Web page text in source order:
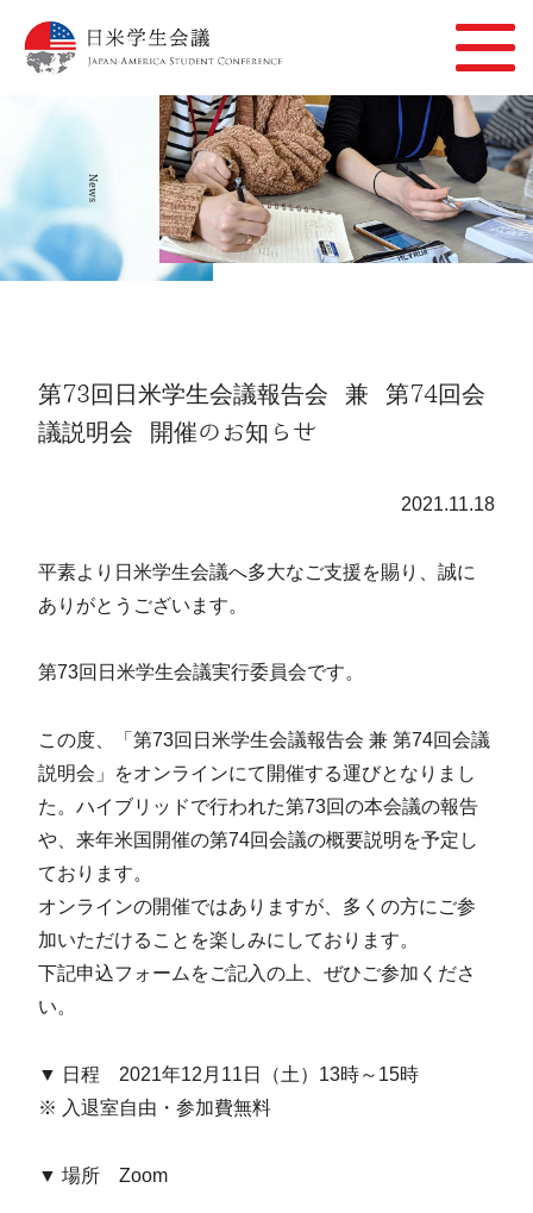
News
第73回日米学生会議報告会 兼 第74回会
議説明会 開催のお知らせ
2021.11.18
平素より日米学生会議へ多大なご支援を賜り、誠に
ありがとうございます。
第73回日米学生会議実行委員会です。
この度、「第73回日米学生会議報告会 兼 第74回会議
説明会」をオンラインにて開催する運びとなりまし
た。ハイブリッドで行われた第73回の本会議の報告
や、来年米国開催の第74回会議の概要説明を予定し
ております。
オンラインの開催ではありますが、多くの方にご参
加いただけることを楽しみにしております。
下記申込フォームをご記入の上、ぜひご参加くださ
い。
▼ 日程 2021年12月11日（土）13時～15時
※ 入退室自由・参加費無料
▼ 場所 Zoom